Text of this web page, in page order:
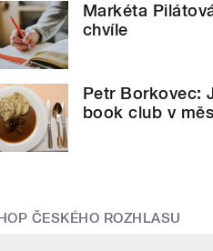
Markéta
chvíle
Petr Borkovec:
book club v
ČESKÉHO ROZHLASU